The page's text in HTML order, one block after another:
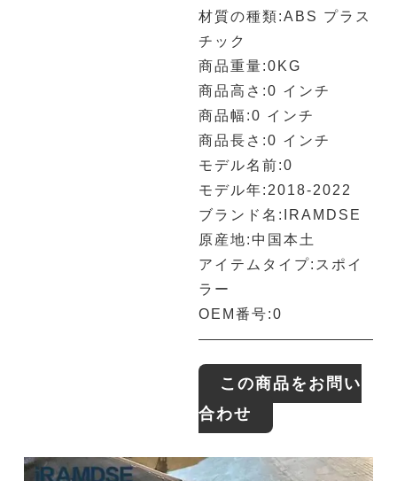
材質の種類:ABS プラス
チック
商品重量:0KG
商品高さ:0 インチ
商品幅:0 インチ
商品長さ:0 インチ
モデル名前:0
モデル年:2018-2022
ブランド名:IRAMDSE
原産地:中国本土
アイテムタイプ:スポイ
ラー
OEM番号:0
この商品をお問い
合わせ